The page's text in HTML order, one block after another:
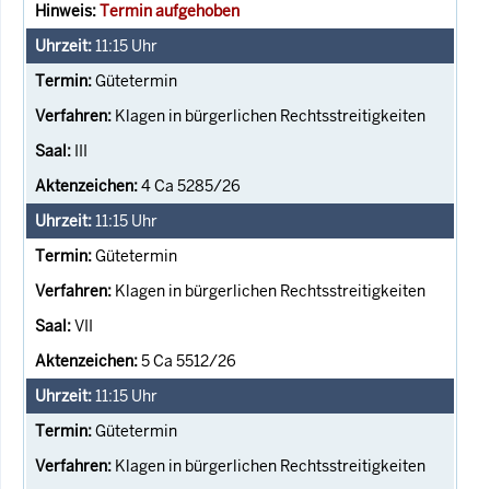
Termin aufgehoben
11:15 Uhr
Gütetermin
Klagen in bürgerlichen Rechtsstreitigkeiten
III
4 Ca 5285/26
11:15 Uhr
Gütetermin
Klagen in bürgerlichen Rechtsstreitigkeiten
VII
5 Ca 5512/26
11:15 Uhr
Gütetermin
Klagen in bürgerlichen Rechtsstreitigkeiten